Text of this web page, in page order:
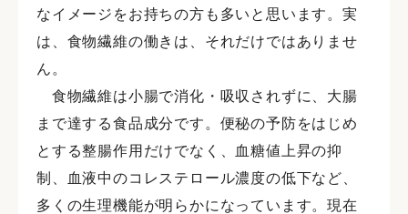
なイメージをお持ちの方も多いと思います。実
は、食物繊維の働きは、それだけではありませ
ん。
食物繊維は小腸で消化・吸収されずに、大腸
まで達する食品成分です。便秘の予防をはじめ
とする整腸作用だけでなく、血糖値上昇の抑
制、血液中のコレステロール濃度の低下など、
多くの生理機能が明らかになっています。現在